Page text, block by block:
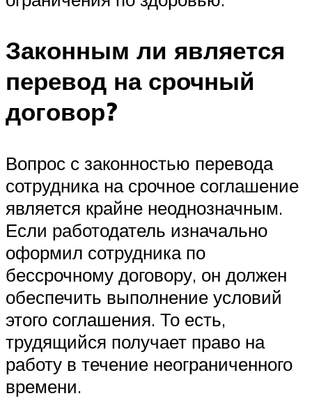
Законным ли является
перевод на срочный
договор?
Вопрос с законностью перевода
сотрудника на срочное соглашение
является крайне неоднозначным.
Если работодатель изначально
оформил сотрудника по
бессрочному договору, он должен
обеспечить выполнение условий
этого соглашения. То есть,
трудящийся получает право на
работу в течение неограниченного
времени.